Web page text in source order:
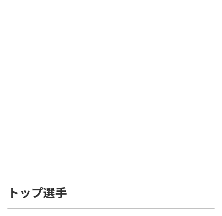
トップ選手